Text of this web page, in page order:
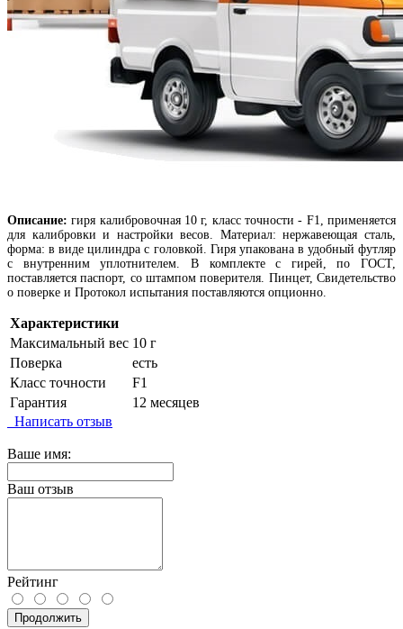
Описание: гиря калибровочная 10 г, класс точности - F1, применяется
для калибровки и настройки весов. Материал: нержавеющая сталь,
форма: в виде цилиндра с головкой. Гиря упакована в удобный футляр
с внутренним уплотнителем. В комплекте с гирей, по ГОСТ,
поставляется паспорт, со штампом поверителя. Пинцет, Свидетельство
о поверке и Протокол испытания поставляются опционно.
Характеристики
Максимальный вес 10 г
Поверка
есть
Класс точности
F1
Гарантия
12 месяцев
Написать отзыв
Ваше имя:
Ваш отзыв
Рейтинг
Продолжить